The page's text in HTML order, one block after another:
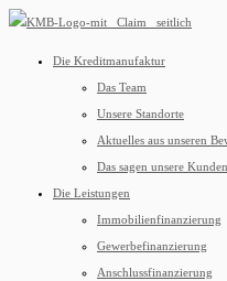
Die Kreditmanufaktur
Das Team
Unsere Standorte
Aktuelles aus unseren
Das sagen unsere Kunden
Die Leistungen
Immobilienfinanzierung
Gewerbefinanzierung
Anschlussfinanzierung